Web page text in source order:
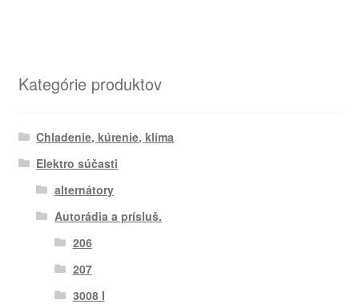
Kategórie produktov
Chladenie, kúrenie, klíma
Elektro súčasti
alternátory
Autorádia a prísluš.
206
207
3008 I